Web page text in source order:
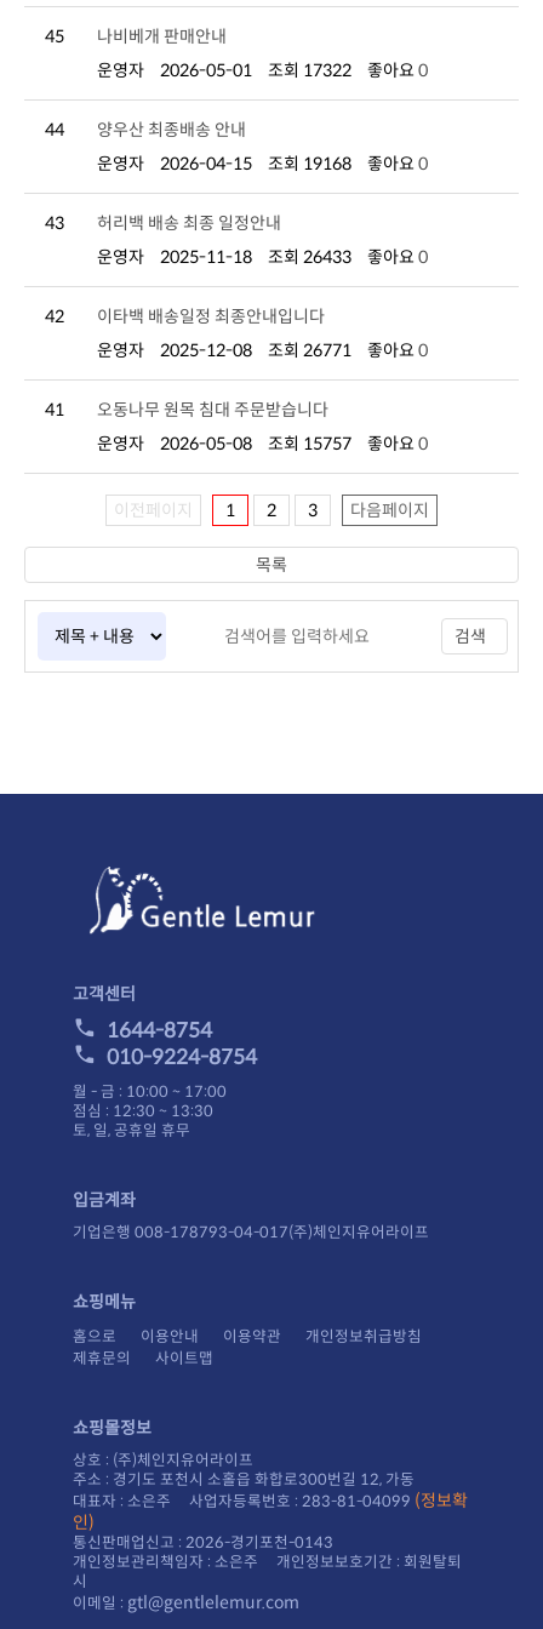
45
나비베개 판매안내
운영자
2026-05-01 조회 17322 좋아요 0
44
양우산 최종배송 안내
운영자
2026-04-15 조회 19168 좋아요 0
43
허리백 배송 최종 일정안내
운영자
2025-11-18 조회 26433 좋아요 0
42
이타백 배송일정 최종안내입니다
운영자
2025-12-08 조회 26771 좋아요 0
41
오동나무 원목 침대 주문받습니다
운영자
2026-05-08 조회 15757 좋아요 0
이전페이지 1 2 3 다음페이지
검색
목록
고객센터
1644-8754
010-9224-8754
월 - 금 : 10:00 ~ 17:00
점심 : 12:30 ~ 13:30
토, 일, 공휴일 휴무
입금계좌
기업은행 008-178793-04-017(주)체인지유어라이프
쇼핑메뉴
홈으로 이용안내 이용약관
개인정보취급방침
제휴문의
사이트맵
쇼핑몰정보
상호 : (주)체인지유어라이프
주소 : 경기도 포천시 소홀읍 화합로300번길 12, 가동
대표자 : 소은주 사업자등록번호 : 283-81-04099
인)
통신판매업신고 : 2026-경기포천-0143
시
이메일 : gtl@gentlelemur.com